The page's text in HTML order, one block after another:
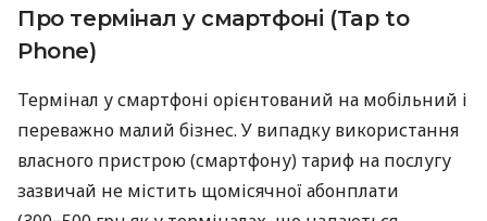
Про термінал у смартфоні (Tap to
Phone)
Термінал у смартфоні орієнтований на мобільний і
переважно малий бізнес. У випадку використання
власного пристрою (смартфону) тариф на послугу
зазвичай не містить щомісячної абонплати